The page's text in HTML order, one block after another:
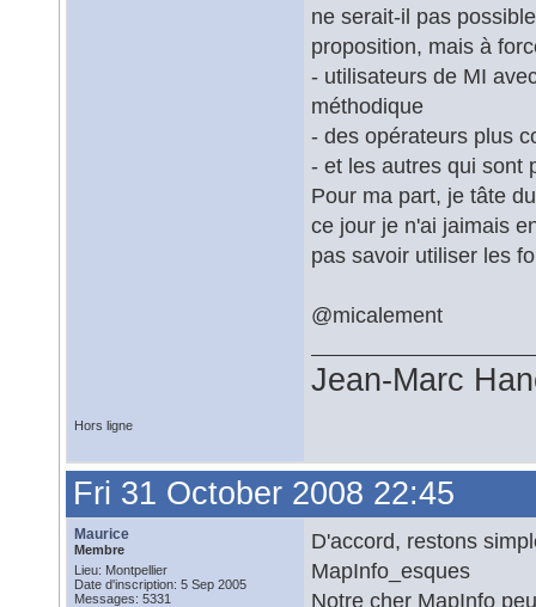
ne serait-il pas
proposition, mais à
- utilisateurs de MI
méthodique
- des opérateurs plus
- et les autres qui sont
Pour ma part, je tâte
ce jour je n'ai jaimais
pas savoir utiliser les
@micalement
Jean-Marc
Hors ligne
Fri 31 October 2008 22:45
Maurice
Membre
Lieu: Montpellier
Date d'inscription: 5 Sep 2005
Messages: 5331
D'accord, restons
MapInfo_esques
Notre cher MapInfo